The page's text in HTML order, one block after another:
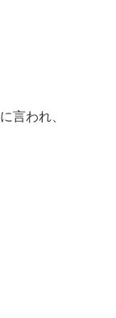
に言われ、